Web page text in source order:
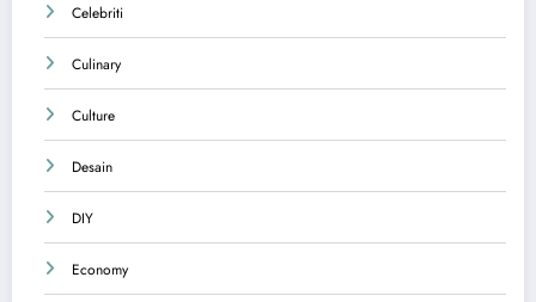
Celebriti
Culinary
Culture
Desain
DIY
Economy